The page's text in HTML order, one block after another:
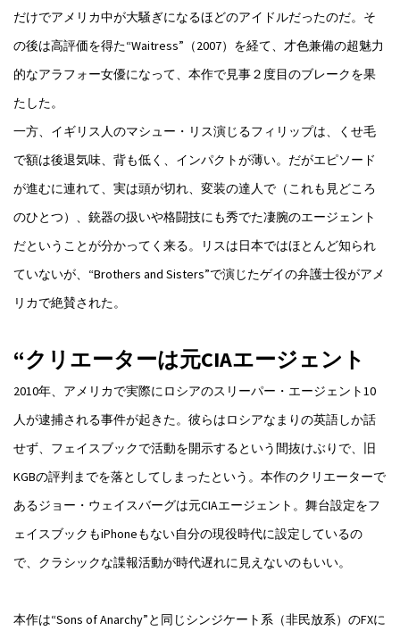
だけでアメリカ中が大騒ぎになるほどのアイドルだったのだ。そ
の後は高評価を得た“Waitress”（2007）を経て、才色兼備の超魅力
的なアラフォー女優になって、本作で見事２度目のブレークを果
たした。
一方、イギリス人のマシュー・リス演じるフィリップは、くせ毛
で額は後退気味、背も低く、インパクトが薄い。だがエピソード
が進むに連れて、実は頭が切れ、変装の達人で（これも見どころ
のひとつ）、銃器の扱いや格闘技にも秀でた凄腕のエージェント
だということが分かってく来る。リスは日本ではほとんど知られ
ていないが、“Brothers and Sisters”で演じたゲイの弁護士役がアメ
リカで絶賛された。
“クリエーターは元CIAエージェント
2010年、アメリカで実際にロシアのスリーパー・エージェント10
人が逮捕される事件が起きた。彼らはロシアなまりの英語しか話
せず、フェイスブックで活動を開示するという間抜けぶりで、旧
KGBの評判までを落としてしまったという。本作のクリエーターで
あるジョー・ウェイスバーグは元CIAエージェント。舞台設定をフ
ェイスブックもiPhoneもない自分の現役時代に設定しているの
で、クラシックな諜報活動が時代遅れに見えないのもいい。
本作は“Sons of Anarchy”と同じシンジケート系（非民放系）のFXに